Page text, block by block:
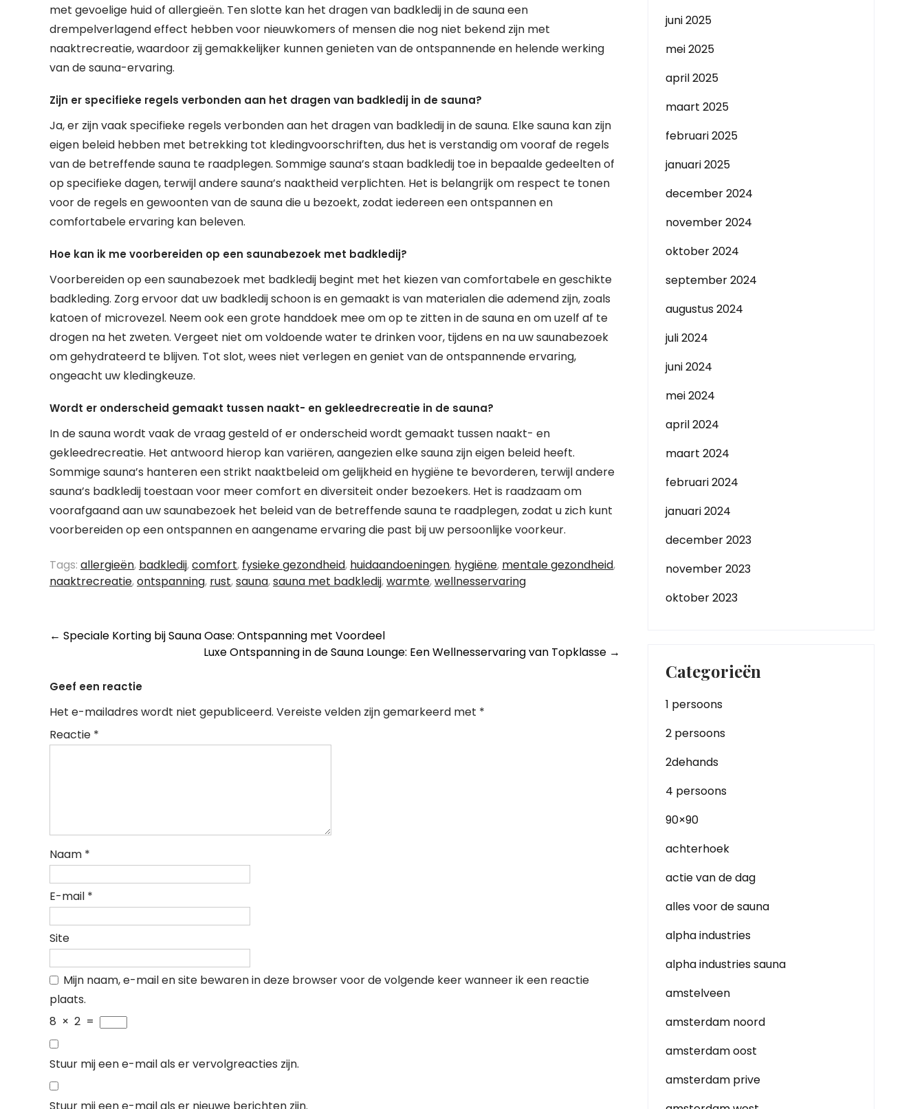
met gevoelige huid of allergieën. Ten slotte kan het dragen van badkledij in de sauna een
drempelverlagend effect hebben voor nieuwkomers of mensen die nog niet bekend zijn met
naaktrecreatie, waardoor zij gemakkelijker kunnen genieten van de ontspannende en helende werking
van de sauna-ervaring.
Zijn er specifieke regels verbonden aan het dragen van badkledij in de sauna?
Ja, er zijn vaak specifieke regels verbonden aan het dragen van badkledij in de sauna. Elke sauna kan zijn
eigen beleid hebben met betrekking tot kledingvoorschriften, dus het is verstandig om vooraf de regels
van de betreffende sauna te raadplegen. Sommige sauna’s staan badkledij toe in bepaalde gedeelten of
op specifieke dagen, terwijl andere sauna’s naaktheid verplichten. Het is belangrijk om respect te tonen
voor de regels en gewoonten van de sauna die u bezoekt, zodat iedereen een ontspannen en
comfortabele ervaring kan beleven.
Hoe kan ik me voorbereiden op een saunabezoek met badkledij?
Voorbereiden op een saunabezoek met badkledij begint met het kiezen van comfortabele en geschikte
badkleding. Zorg ervoor dat uw badkledij schoon is en gemaakt is van materialen die ademend zijn, zoals
katoen of microvezel. Neem ook een grote handdoek mee om op te zitten in de sauna en om uzelf af te
drogen na het zweten. Vergeet niet om voldoende water te drinken voor, tijdens en na uw saunabezoek
om gehydrateerd te blijven. Tot slot, wees niet verlegen en geniet van de ontspannende ervaring,
ongeacht uw kledingkeuze.
Wordt er onderscheid gemaakt tussen naakt- en gekleedrecreatie in de sauna?
In de sauna wordt vaak de vraag gesteld of er onderscheid wordt gemaakt tussen naakt- en
gekleedrecreatie. Het antwoord hierop kan variëren, aangezien elke sauna zijn eigen beleid heeft.
Sommige sauna’s hanteren een strikt naaktbeleid om gelijkheid en hygiëne te bevorderen, terwijl andere
sauna’s badkledij toestaan voor meer comfort en diversiteit onder bezoekers. Het is raadzaam om
voorafgaand aan uw saunabezoek het beleid van de betreffende sauna te raadplegen, zodat u zich kunt
voorbereiden op een ontspannen en aangename ervaring die past bij uw persoonlijke voorkeur.
Tags: allergieën, badkledij,comfort, fysieke gezondheid, huidaandoeningen, hygiëne, mentale gezondheid,
naaktrecreatie,ontspanning, rust,sauna,sauna met badkledij,warmte,wellnesservaring
Berichtnavigatie
← Speciale Korting bij Sauna Oase: Ontspanning met Voordeel
Luxe Ontspanning in de Sauna Lounge: Een Wellnesservaring van Topklasse →
Geef een reactie
Het e-mailadres wordt niet gepubliceerd. Vereiste velden zijn gemarkeerd met *
Reactie *
Naam *
E-mail *
Site
Mijn naam, e-mail en site bewaren in deze browser voor de volgende keer wanneer ik een reactie
plaats.
8 × 2 =
Stuur mij een e-mail als er vervolgreacties zijn.
juni 2025
mei 2025
april 2025
maart 2025
februari 2025
januari 2025
december 2024
november 2024
oktober 2024
september 2024
augustus 2024
juli 2024
juni 2024
mei 2024
april 2024
maart 2024
februari 2024
januari 2024
december 2023
november 2023
oktober 2023
Categorieën
1 persoons
2 persoons
2dehands
4 persoons
90×90
achterhoek
actie van de dag
alles voor de sauna
alpha industries
alpha industries sauna
amstelveen
amsterdam noord
amsterdam oost
amsterdam prive